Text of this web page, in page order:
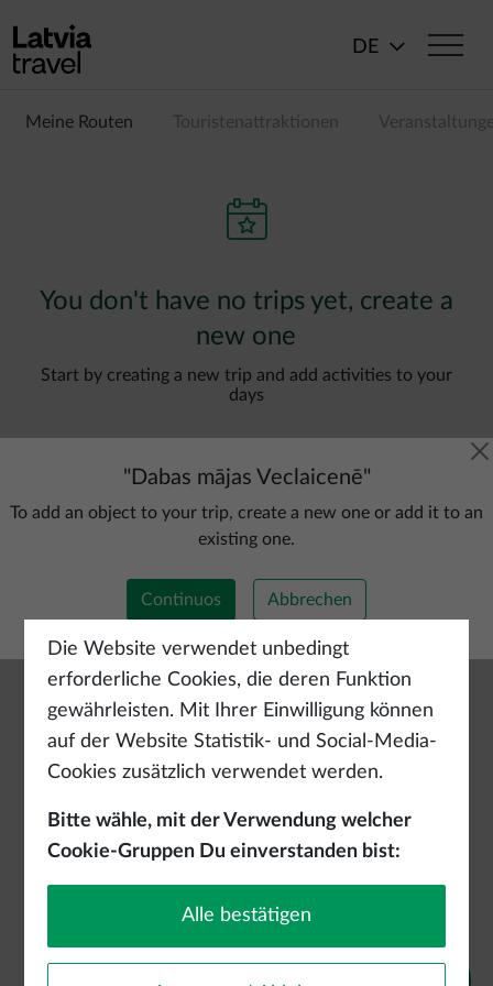
DE
Meine Routen Touristenattraktionen
You don't have no trips yet, create a
new one
Start by creating a new trip and add activities to your
days
Neue Route hinzufügen
" Dabas mājas Veclaicenē"
To add an object to your trip, create a new one or add it to an
existing one.
Continuos Abbrechen
Die Website verwendet unbedingt
erforderliche Cookies, die deren Funktion
gewährleisten. Mit Ihrer Einwilligung können
auf der Website Statistik- und Social-Media-
Cookies zusätzlich verwendet werden.
Bitte wähle, mit der Verwendung welcher
Cookie-Gruppen Du einverstanden bist:
Alle bestätigen